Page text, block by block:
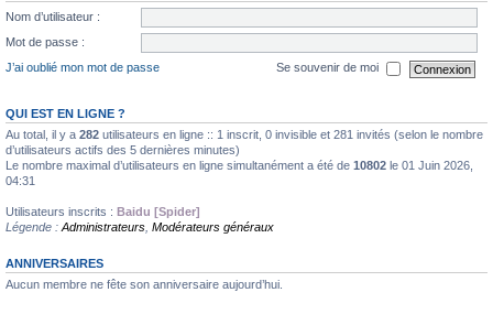
Nom d’utilisateur :
Mot de passe :
J’ai oublié mon mot de passe
Se souvenir de moi
QUI EST EN LIGNE ?
Au total, il y a 282 utilisateurs en ligne :: 1 inscrit, 0 invisible et 281 invités (selon le nombre
d’utilisateurs actifs des 5 dernières minutes)
Le nombre maximal d’utilisateurs en ligne simultanément a été de 10802 le 01 Juin 2026,
04:31
Utilisateurs inscrits : Baidu [Spider]
Légende : Administrateurs Modérateurs généraux
ANNIVERSAIRES
Aucun membre ne fête son anniversaire aujourd’hui.